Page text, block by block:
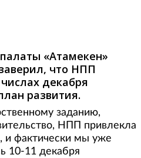
«Атамекен»
что НПП
декабря
развития.
заданию,
НПП привлекла
и фактически мы уже
10-11 декабря